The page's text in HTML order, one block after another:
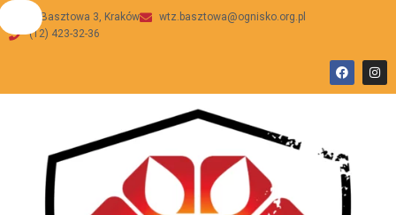
ul Basztowa 3, Kraków
wtz.basztowa@ognisko.org.pl
(12) 423-32-36